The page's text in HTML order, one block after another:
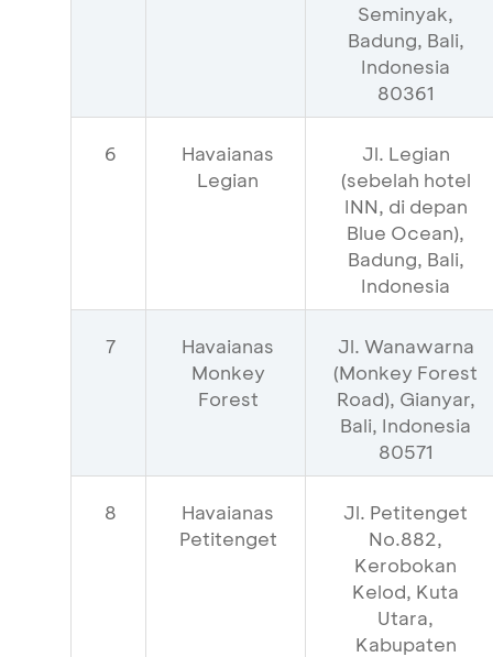
Seminyak,
Badung, Bali,
Indonesia
80361
6
Havaianas
Legian
Jl. Legian
(sebelah hotel
INN, di depan
Blue Ocean),
Badung, Bali,
Indonesia
7
Havaianas
Monkey
Forest
Jl. Wanawarna
(Monkey Forest
Road), Gianyar,
Bali, Indonesia
80571
8
Havaianas
Petitenget
Jl. Petitenget
No.882,
Kerobokan
Kelod, Kuta
Utara,
Kabupaten